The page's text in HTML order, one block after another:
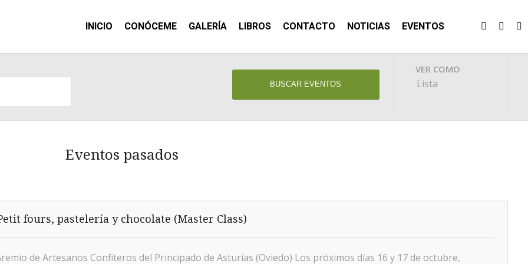
INICIO CONÓCEME GALERÍA LIBROS CONTACTO NOTICIAS EVENTOS
Navegación
entre
de
VER COMO
Lista
Eventos pasados
fours, pastelería y chocolate (Master Class)
de Artesanos Confiteros del Principado de Asturias (Oviedo) Los próximos días 16 y 17 de octubre,